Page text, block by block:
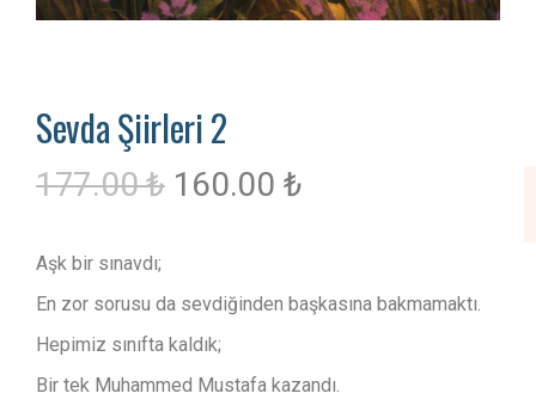
Sevda Şiirleri 2
177.00₺ 160.00 ₺
Aşk bir sınavdı;
En zor sorusu da sevdiğinden başkasına bakmamaktı.
Hepimiz sınıfta kaldık;
Bir tek Muhammed Mustafa kazandı.